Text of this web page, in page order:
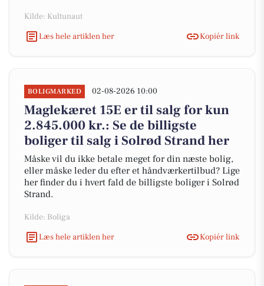
Kilde: Kultunaut
Læs hele artiklen her
Kopiér link
BOLIGMARKED 02-08-2026 10:00
Maglekæret 15E er til salg for kun
2.845.000 kr.: Se de billigste
boliger til salg i Solrød Strand her
Måske vil du ikke betale meget for din næste bolig,
eller måske leder du efter et håndværkertilbud? Lige
her finder du i hvert fald de billigste boliger i Solrød
Strand.
Kilde: Boliga
Læs hele artiklen her
Kopiér link